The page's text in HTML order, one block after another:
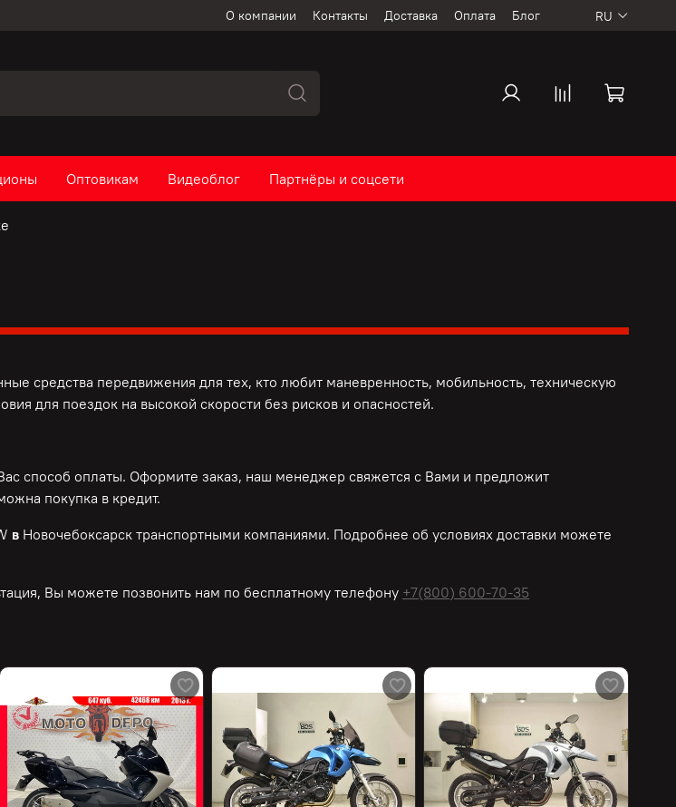
О компании Контакты Доставка Оплата Блог RU
Оптовикам Видеоблог Партнёры и соцсети
средства передвижения для тех, кто любит маневренность, мобильность, техническую
для поездок на высокой скорости без рисков и опасностей.
способ оплаты. Оформите заказ, наш менеджер свяжется с Вами и предложит
покупка в кредит.
в Новочебоксарск транспортными компаниями. Подробнее об условиях доставки можете
Вы можете позвонить нам по бесплатномутелефону +7(800) 600-70-35